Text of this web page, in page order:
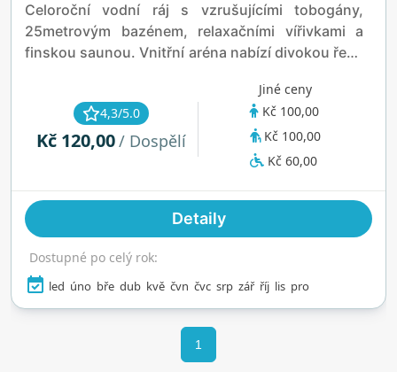
Celoroční vodní ráj s vzrušujícími tobogány,
25metrovým bazénem, relaxačními vířivkami a
finskou saunou. Vnitřní aréna nabízí divokou řeku
prostor zahrnuje vyhřívaný 50metrový bazén,
vodní hřiště a plážový volejbal.
4,3/5.0
Kč 120,00/ Dospělí
Jiné ceny
Kč 100,00
Kč 100,00
Kč 60,00
Detaily
Dostupné po celý rok:
led úno bře dub kvě čvn čvc srp zář říj lis pro
1